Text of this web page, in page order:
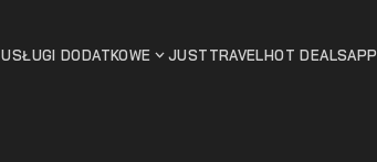
USŁUGI DODATKOWE JUSTTRAVELHOT DEALSAPP